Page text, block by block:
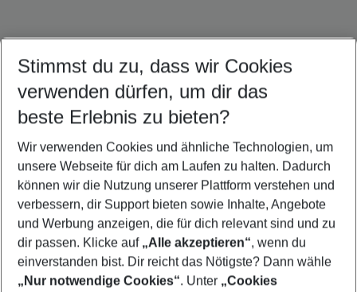
Quicklinks
Flug & Hotel Agadir
Pauschalreisen Agadir
Stimmst du zu, dass wir Cookies
verwenden dürfen, um dir das
beste Erlebnis zu bieten?
Wir verwenden Cookies und ähnliche Technologien, um
unsere Webseite für dich am Laufen zu halten. Dadurch
können wir die Nutzung unserer Plattform verstehen und
verbessern, dir Support bieten sowie Inhalte, Angebote
und Werbung anzeigen, die für dich relevant sind und zu
dir passen. Klicke auf „Alle akzeptieren“, wenn du
einverstanden bist. Dir reicht das Nötigste? Dann wähle
„Nur notwendige Cookies“. Unter „Cookies